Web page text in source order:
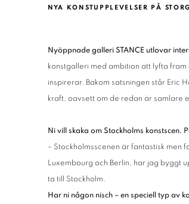
NYA KONSTUPPLEVELSER PÅ
Nyöppnade galleri STANCE utlovar
konstgalleri med ambition att lyfta
inspirerar. Bakom satsningen står Eric
kraft, oavsett om de redan är samlare
Ni vill skaka om Stockholms konstscen.
– Stockholmsscenen är fantastisk men
Luxembourg och Berlin, har jag byggt
ta till Stockholm.
Har ni någon nisch – en speciell typ av